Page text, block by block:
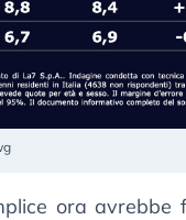
ora avrebbe